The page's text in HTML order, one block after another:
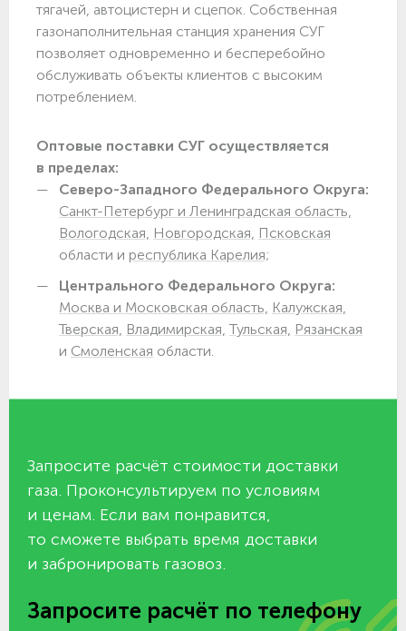
тягачей, автоцистерн и сцепок. Собственная
газонаполнительная станция хранения СУГ
позволяет одновременно и бесперебойно
обслуживать объекты клиентов с высоким
потреблением.
Оптовые поставки СУГ осуществляется
в пределах:
Северо-Западного Федерального Округа:
Санкт-Петербург и Ленинградская область,
Вологодская, Новгородская, Псковская
области и республика Карелия;
Центрального Федерального Округа:
Москва и Московская область, Калужская,
Тверская, Владимирская, Тульская, Рязанская
и Смоленская области.
Запросите расчёт стоимости доставки
газа. Проконсультируем по условиям
и ценам. Если вам понравится,
то сможете выбрать время доставки
и забронировать газовоз.
Запросите расчёт по телефону